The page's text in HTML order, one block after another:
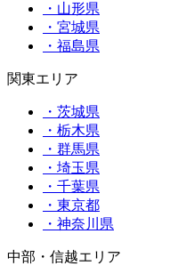
・山形県
・宮城県
・福島県
関東エリア
・茨城県
・栃木県
・群馬県
・埼玉県
・千葉県
・東京都
・神奈川県
中部・信越エリア